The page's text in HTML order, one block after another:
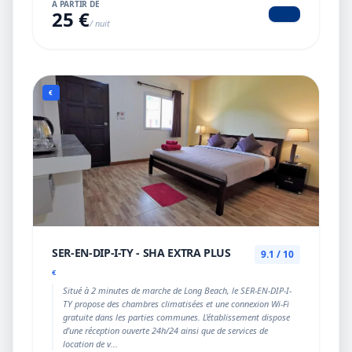
À PARTIR DE
25 €/ nuit
€
SER-EN-DIP-I-TY - SHA EXTRA PLUS
€
9.1 / 10
Situé à 2 minutes de marche de Long Beach, le SER-EN-DIP-I-
TY propose des chambres climatisées et une connexion Wi-Fi
gratuite dans les parties communes. L'établissement dispose
d'une réception ouverte 24h/24 ainsi que de services de
location de v...